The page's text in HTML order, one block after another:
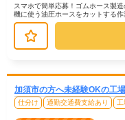
スマホで簡単応募！ゴムホース製
機に使う油圧ホースをカットする
指示に従って操作します。→金具を
加須市の方へ未経験OKの工
仕分け 通勤交通費支給あり 工